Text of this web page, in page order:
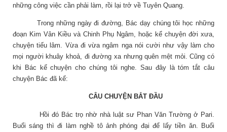
những công việc cần phải làm, rồi lại trở về Tuyên Quang.
Trong những ngày đi đường, Bác dạy chúng tôi học những
đoạn Kim Vân Kiều và Chinh Phụ Ngâm, hoặc kể chuyện đời xưa,
chuyện tiếu lâm. Vừa đi vừa ngâm nga nói cười như vậy làm cho
mọi người khuây khoả, đi đường xa nhưng quên mệt mỏi. Cũng có
khi Bác kể chuyện cho chúng tôi nghe. Sau đây là tóm tắt câu
chuyện Bác đã kể:
CÂU CHUYỆN BẮT ĐẦU
Hồi đó Bác trọ nhờ nhà luật sư Phan Văn Trường ở Pari.
Buổi sáng thì đi làm nghề tô ảnh phóng đại để lấy tiền ăn. Buổi